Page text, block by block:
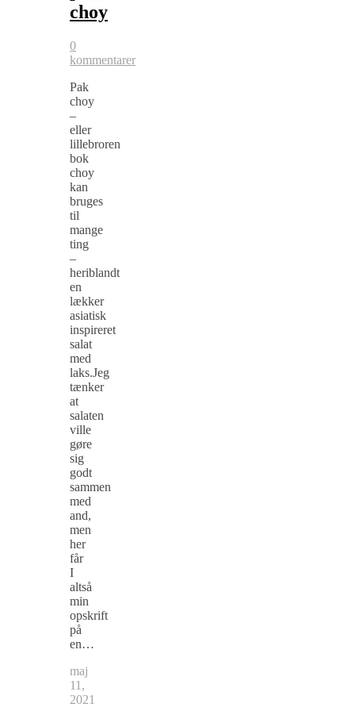
choy
0
kommentarer
Pak
choy
–
eller
lillebroren
bok
choy
kan
bruges
til
mange
ting
–
heriblandt
en
lækker
asiatisk
inspireret
salat
med
laks.Jeg
tænker
at
salaten
ville
gøre
sig
godt
sammen
med
and,
men
her
får
I
altså
min
opskrift
på
en…
maj
11,
2021